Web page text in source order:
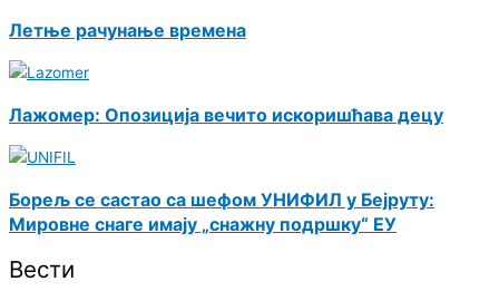
Летње рачунање времена
Лажомер: Опозиција вечито искоришћава децу
Борељ се састао са шефом УНИФИЛ у Бејруту:
Мировне снаге имају „снажну подршку“ ЕУ
Вести